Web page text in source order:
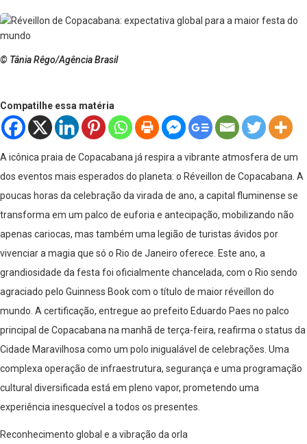
© Tânia Rêgo/Agência Brasil
Compatilhe essa matéria
A icônica praia de Copacabana já respira a vibrante atmosfera de um
dos eventos mais esperados do planeta: o Réveillon de Copacabana. A
poucas horas da celebração da virada de ano, a capital fluminense se
transforma em um palco de euforia e antecipação, mobilizando não
apenas cariocas, mas também uma legião de turistas ávidos por
vivenciar a magia que só o Rio de Janeiro oferece. Este ano, a
grandiosidade da festa foi oficialmente chancelada, com o Rio sendo
agraciado pelo Guinness Book com o título de maior réveillon do
mundo. A certificação, entregue ao prefeito Eduardo Paes no palco
principal de Copacabana na manhã de terça-feira, reafirma o status da
Cidade Maravilhosa como um polo inigualável de celebrações. Uma
complexa operação de infraestrutura, segurança e uma programação
cultural diversificada está em pleno vapor, prometendo uma
experiência inesquecível a todos os presentes.
Reconhecimento global e a vibração da orla